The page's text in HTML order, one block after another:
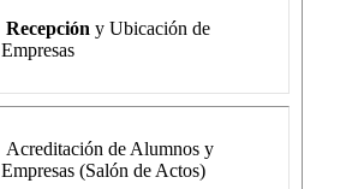
Recepción y Ubicación de
Empresas
Acreditación de Alumnos y
Empresas (Salón de Actos)